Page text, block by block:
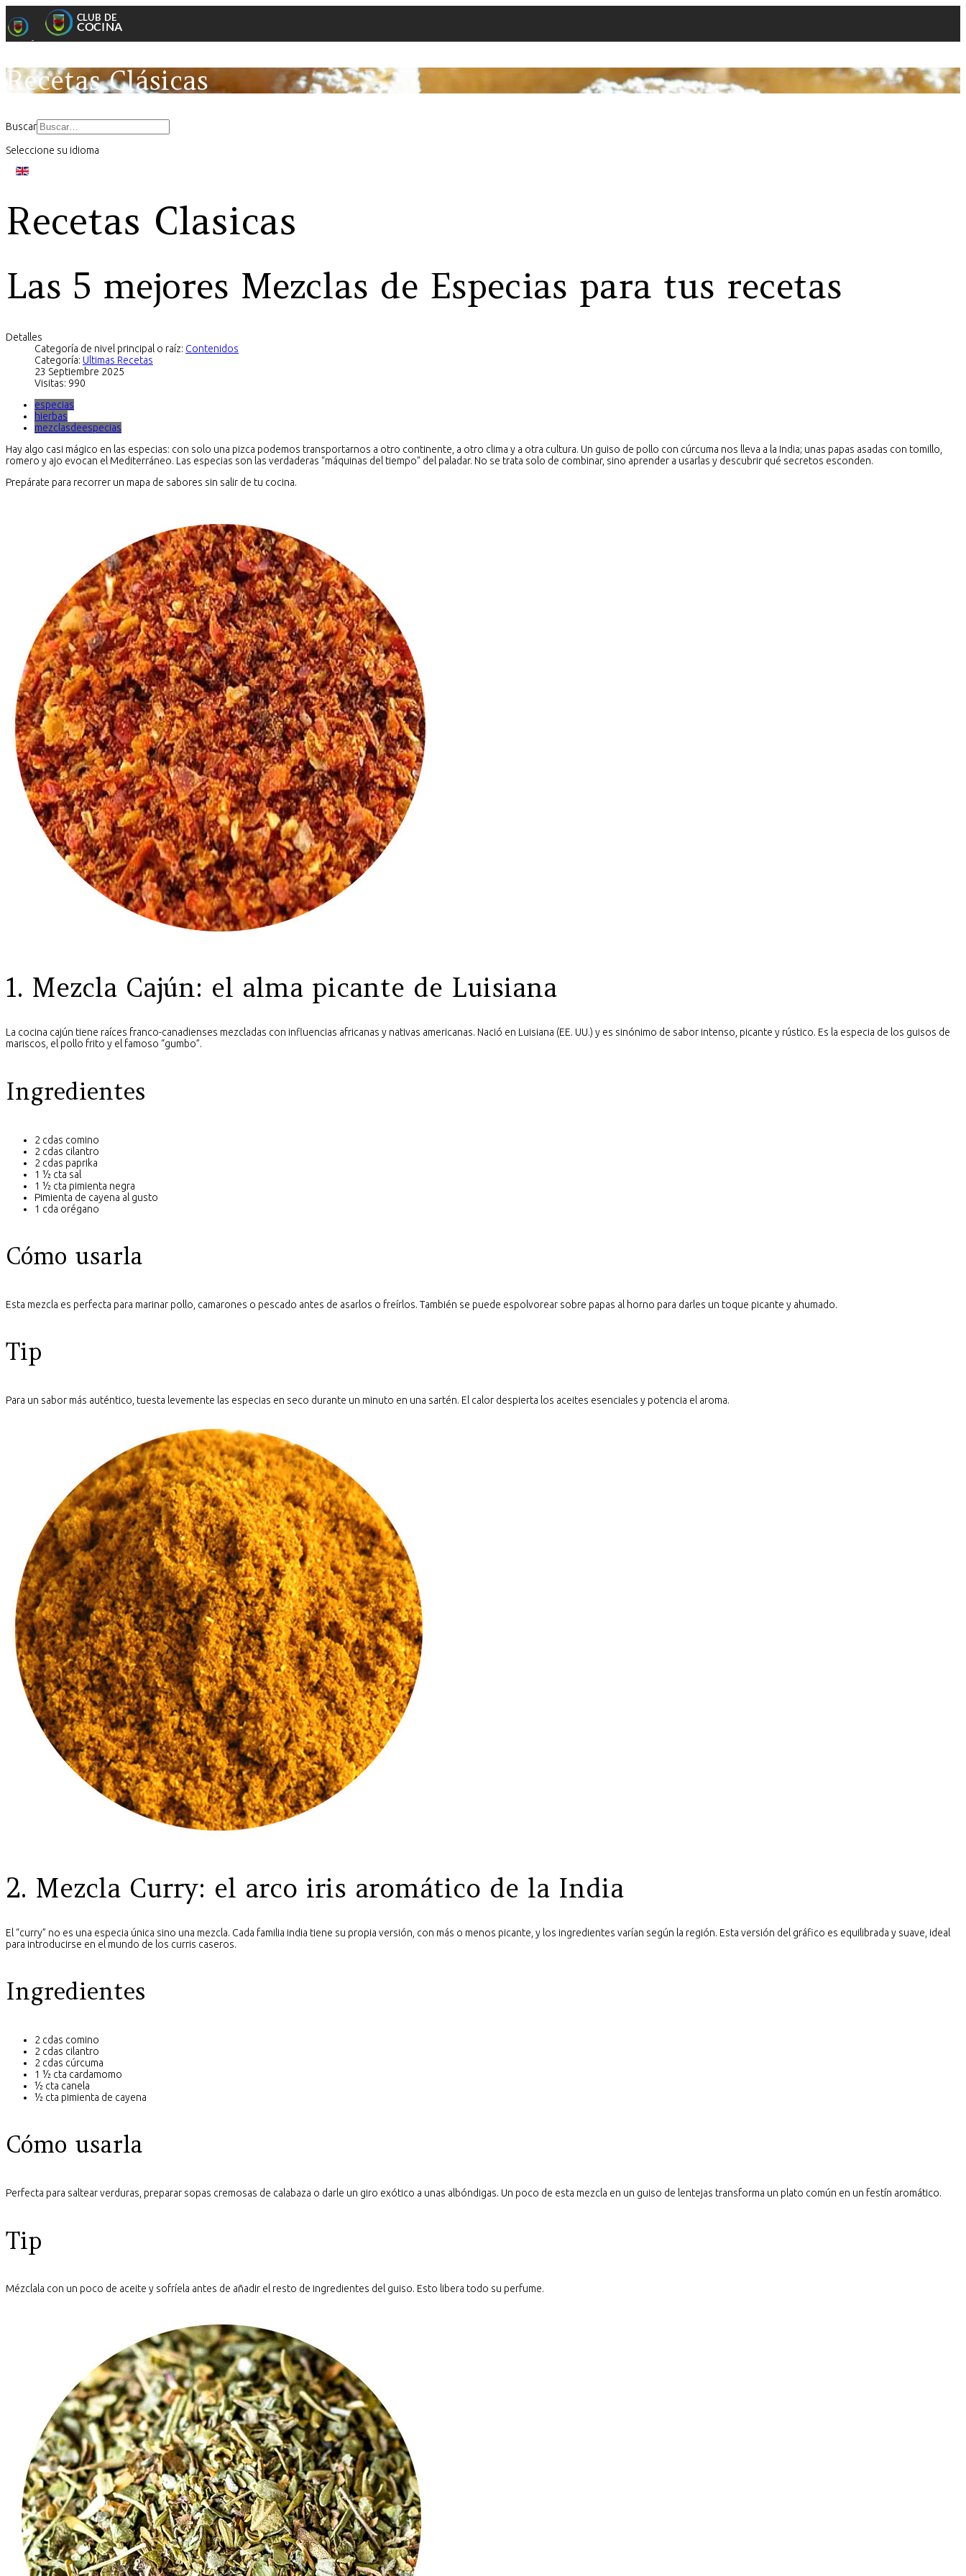
Recetas Clásicas
Buscar
Seleccione su idioma
Recetas Clasicas
Las 5 mejores Mezclas de Especias para tus recetas
Detalles
Categoría de nivel principal o raíz: Contenidos
Categoría: Ultimas Recetas
23 Septiembre 2025
Visitas: 990
especias
hierbas
mezclasdeespecias
Hay algo casi mágico en las especias: con solo una pizca podemos transportarnos a otro continente, a otro clima y a otra cultura. Un guiso de pollo con cúrcuma nos lleva a la India; unas papas asadas con tomillo,
romero y ajo evocan el Mediterráneo. Las especias son las verdaderas “máquinas del tiempo” del paladar. No se trata solo de combinar, sino aprender a usarlas y descubrir qué secretos esconden.
Prepárate para recorrer un mapa de sabores sin salir de tu cocina.
1. Mezcla Cajún: el alma picante de Luisiana
La cocina cajún tiene raíces franco-canadienses mezcladas con influencias africanas y nativas americanas. Nació en Luisiana (EE. UU.) y es sinónimo de sabor intenso, picante y rústico. Es la especia de los guisos de
mariscos, el pollo frito y el famoso “gumbo”.
Ingredientes
2 cdas comino
2 cdas cilantro
2 cdas paprika
1 ½ cta sal
1 ½ cta pimienta negra
Pimienta de cayena al gusto
1 cda orégano
Cómo usarla
Esta mezcla es perfecta para marinar pollo, camarones o pescado antes de asarlos o freírlos. También se puede espolvorear sobre papas al horno para darles un toque picante y ahumado.
Tip
Para un sabor más auténtico, tuesta levemente las especias en seco durante un minuto en una sartén. El calor despierta los aceites esenciales y potencia el aroma.
2. Mezcla Curry: el arco iris aromático de la India
El “curry” no es una especia única sino una mezcla. Cada familia india tiene su propia versión, con más o menos picante, y los ingredientes varían según la región. Esta versión del gráfico es equilibrada y suave, ideal
para introducirse en el mundo de los curris caseros.
Ingredientes
2 cdas comino
2 cdas cilantro
2 cdas cúrcuma
1 ½ cta cardamomo
½ cta canela
½ cta pimienta de cayena
Cómo usarla
Perfecta para saltear verduras, preparar sopas cremosas de calabaza o darle un giro exótico a unas albóndigas. Un poco de esta mezcla en un guiso de lentejas transforma un plato común en un festín aromático.
Tip
Mézclala con un poco de aceite y sofríela antes de añadir el resto de ingredientes del guiso. Esto libera todo su perfume.